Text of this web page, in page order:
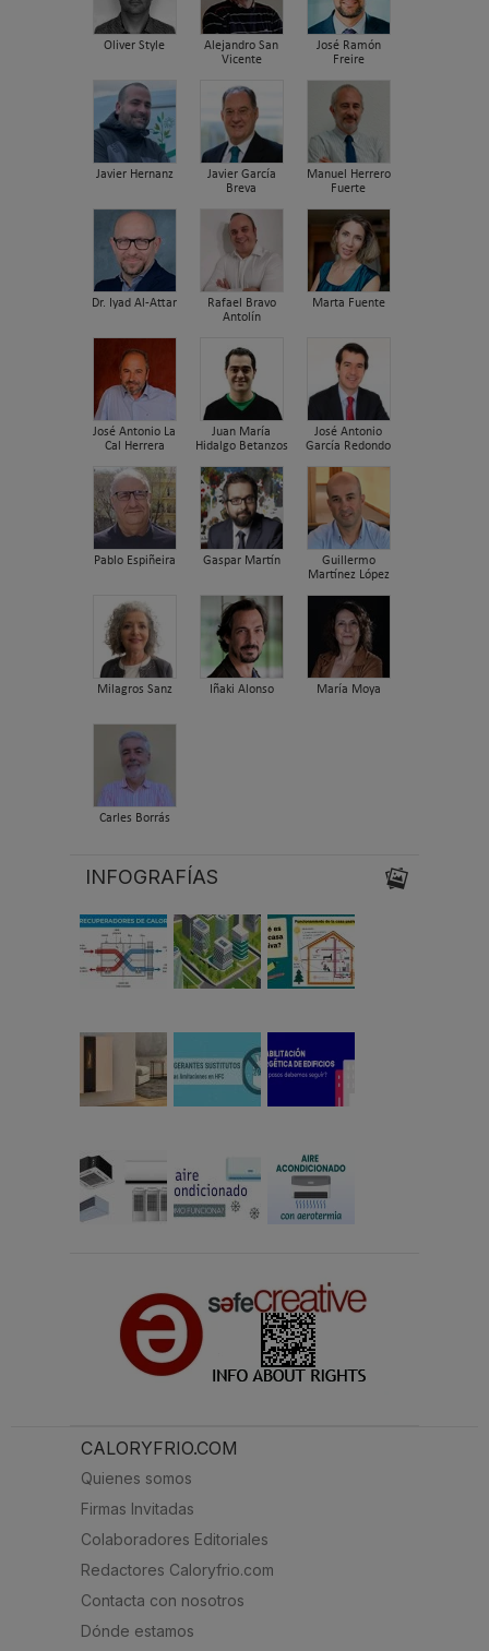
Oliver Style
Alejandro San
Vicente
José Ramón
Freire
Javier Hernanz
Javier García
Breva
Manuel Herrero
Fuerte
Dr. Iyad Al-Attar
Rafael Bravo
Antolín
Marta Fuente
José Antonio La
Cal Herrera
Juan María
Hidalgo Betanzos
José Antonio
García Redondo
Pablo Espiñeira Gaspar Martín
Guillermo
Martínez López
Milagros Sanz Iñaki Alonso María Moya
Carles Borrás
INFOGRAFÍAS
CALORYFRIO.COM
Quienes somos
Firmas Invitadas
Colaboradores Editoriales
Redactores Caloryfrio.com
Contacta con nosotros
Dónde estamos